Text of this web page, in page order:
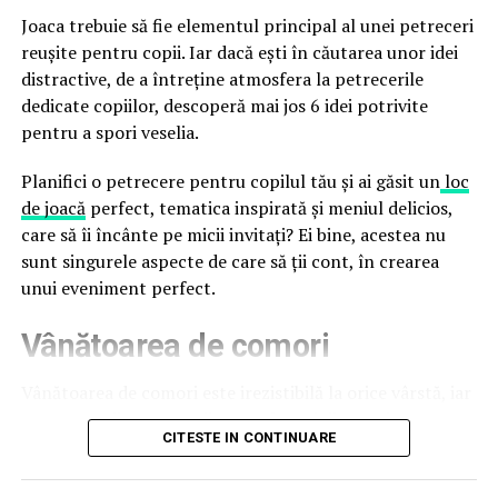
financiare. Instituția recomandă verificarea atentă a
sursei mesajelor și raportarea incidentelor la numărul
unic 1911.
Campaniile identificate în ultimele săptămâni folosesc
false de streaming, coduri QR malițioase și mesaje care
promit bilete, rambursări, premii sau acces gratuit la
meciuri. FBI a emis în luna mai un avertisment privind
site-urile care clonează platforma oficială prin
modificări minore ale denumirii domeniului, precum
a colecta date personale și bancare.
de cercetătorii în securitate, ar opera peste 300 de
pagini de phishing care reproduc ecranul de
Joaca trebuie să fie elementul principal al unei petreceri
reușite pentru copii. Iar dacă ești în căutarea unor idei
distractive, de a întreține atmosfera la petrecerile
dedicate copiilor, descoperă mai jos 6 idei potrivite
pentru a spori veselia.
Planifici o petrecere pentru copilul tău și ai găsit unloc
de joacăperfect, tematica inspirată și meniul delicios,
care să îi încânte pe micii invitați? Ei bine, acestea nu
sunt singurele aspecte de care să ții cont, în crearea
unui eveniment perfect.
Vânătoarea de comori
pentru copii este una dintre cele mai distractive
activități. Tot ce trebuie să faci este să ascunzi câteva
obiecte sau recompense, pe care copiii trebuie să le
CITESTE IN CONTINUARE